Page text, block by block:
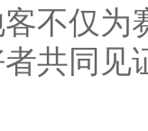
不仅为
共同见